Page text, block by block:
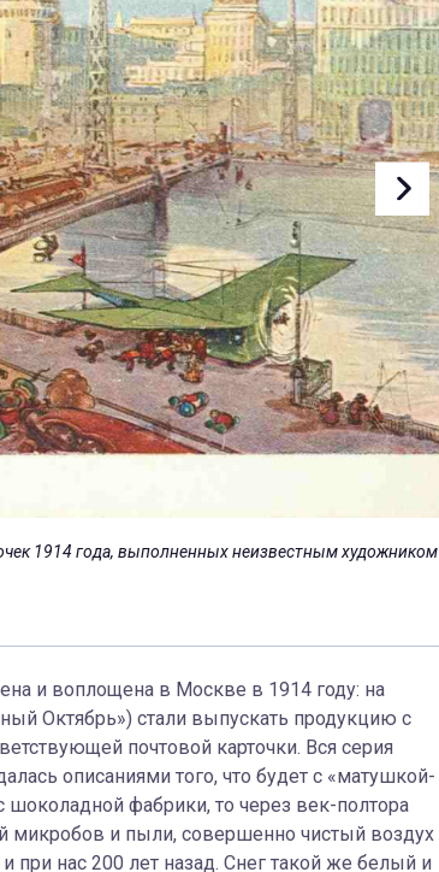
1914 года, выполненных неизвестным художником
и воплощена в Москве в 1914 году: на
Октябрь») стали выпускать продукцию с
почтовой карточки. Вся серия
описаниями того, что будет с «матушкой-
шоколадной фабрики, то через век-полтора
микробов и пыли, совершенно чистый воздух
нас 200 лет назад. Снег такой же белый и